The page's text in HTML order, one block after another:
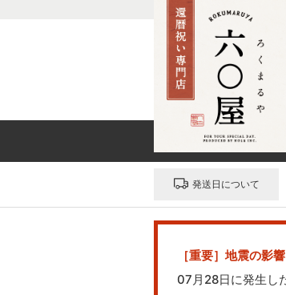
発送日について
［重要］地震の影
07月28日に発生し